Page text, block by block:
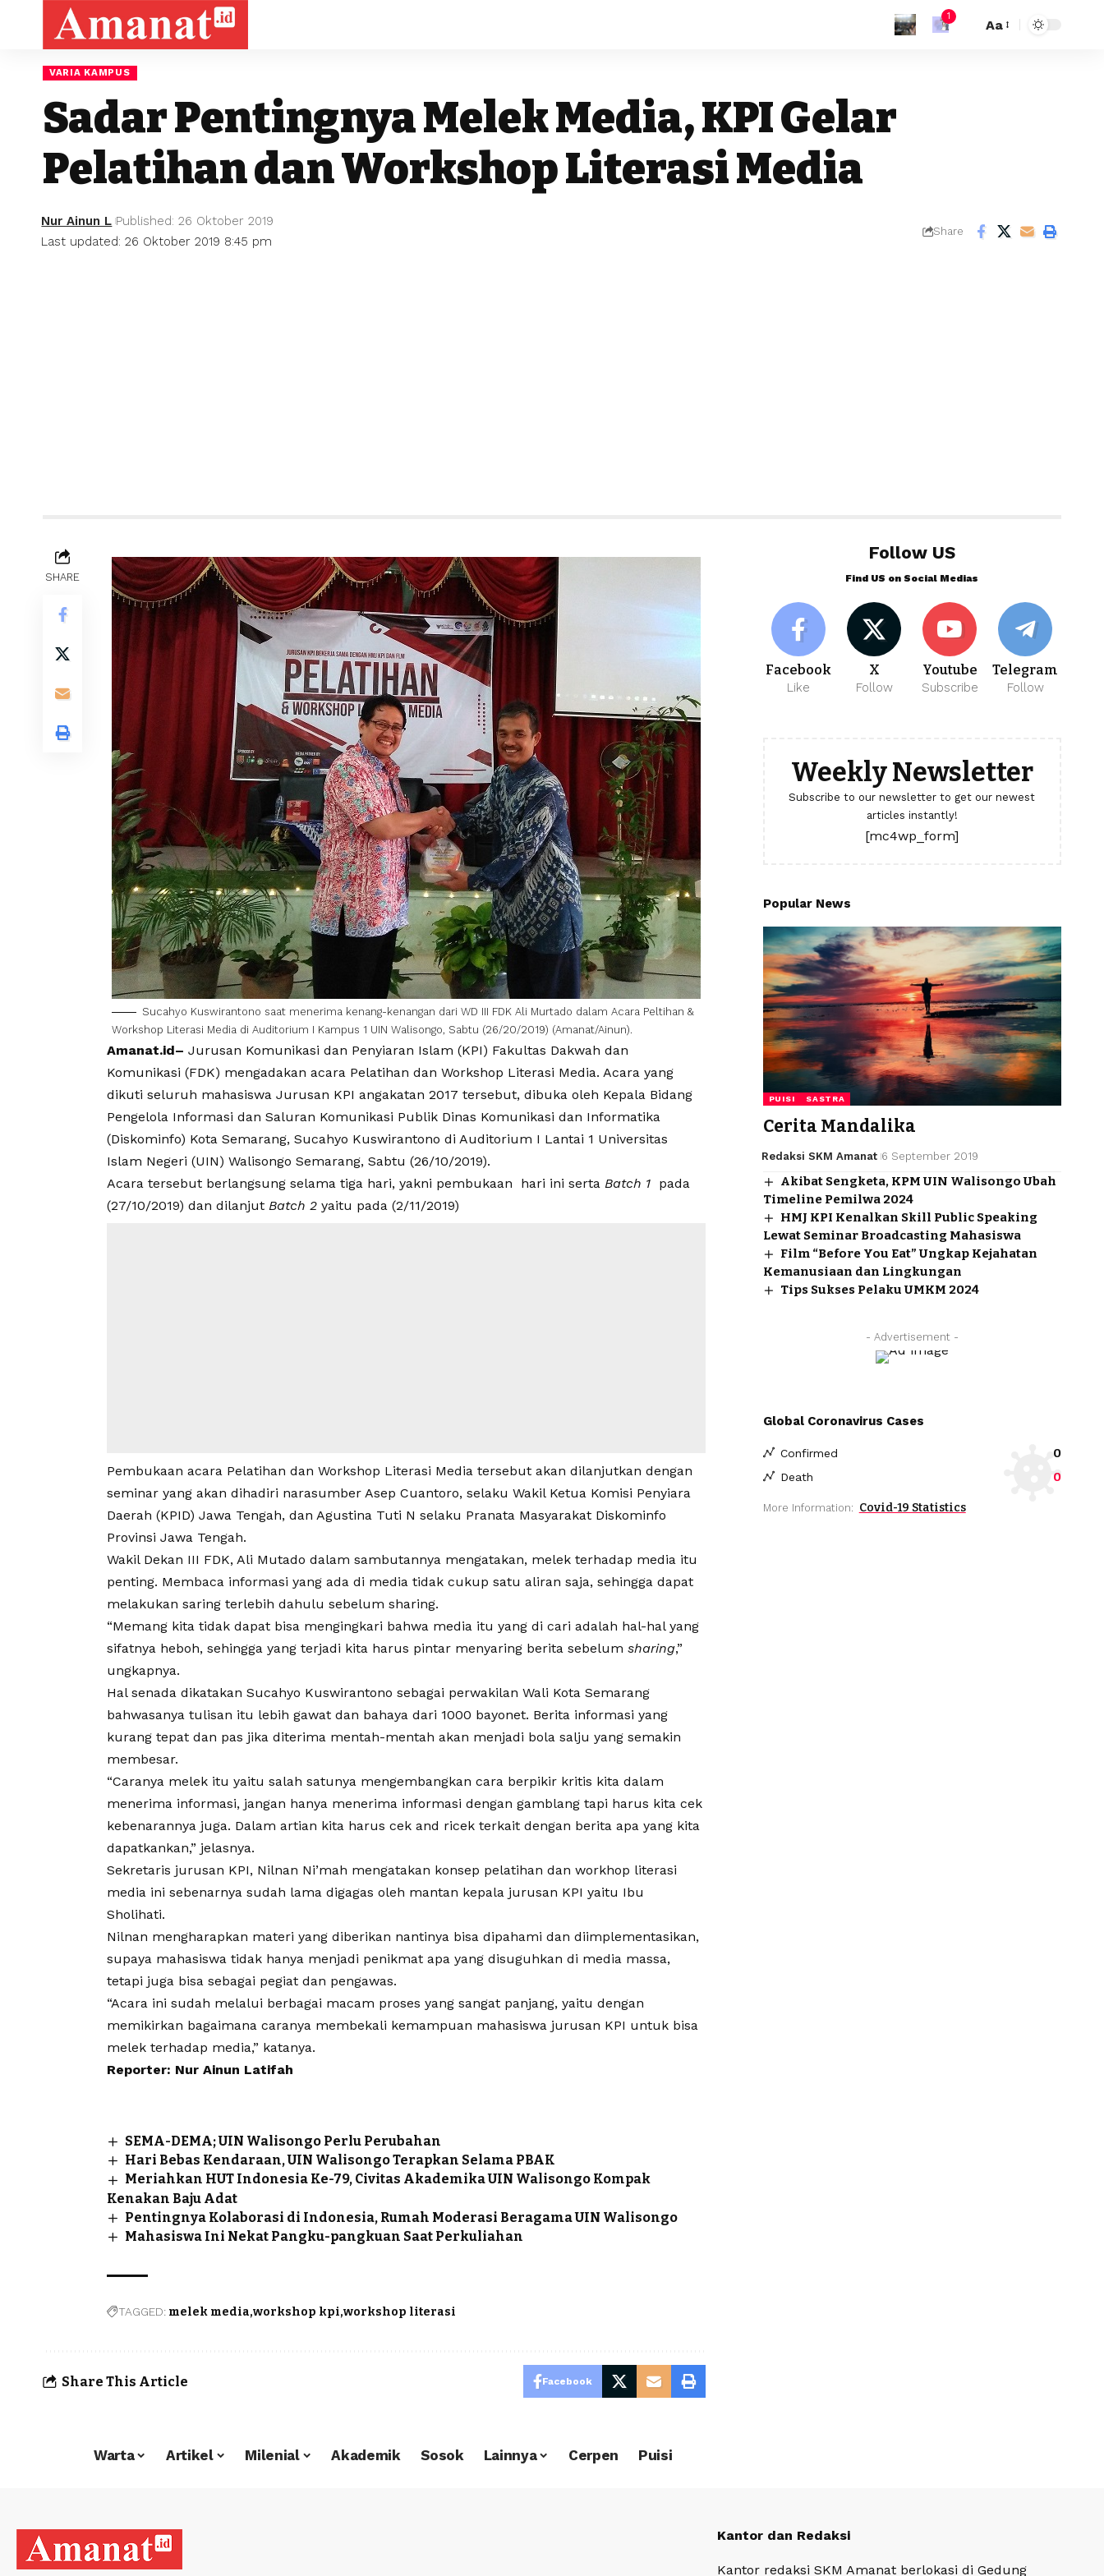
1
Aa
VARIA KAMPUS
Sadar Pentingnya Melek Media, KPI Gelar
Pelatihan dan Workshop Literasi Media
Last updated: 26 Oktober 2019 8:45 pm
Nur Ainun L Published: 26 Oktober 2019
Share
SHARE
Sucahyo Kuswirantono saat menerima kenang-kenangan dari WD III FDK Ali Murtado dalam Acara Peltihan &
Workshop Literasi Media di Auditorium I Kampus 1 UIN Walisongo, Sabtu (26/20/2019) (Amanat/Ainun).
Amanat.id– Jurusan Komunikasi dan Penyiaran Islam (KPI) Fakultas Dakwah dan
Komunikasi (FDK) mengadakan acara Pelatihan dan Workshop Literasi Media. Acara yang
dikuti seluruh mahasiswa Jurusan KPI angakatan 2017 tersebut, dibuka oleh Kepala Bidang
Pengelola Informasi dan Saluran Komunikasi Publik Dinas Komunikasi dan Informatika
(Diskominfo) Kota Semarang, Sucahyo Kuswirantono di Auditorium I Lantai 1 Universitas
Islam Negeri (UIN) Walisongo Semarang, Sabtu (26/10/2019).
Acara tersebut berlangsung selama tiga hari, yakni pembukaan hari ini serta Batch 1 pada
(27/10/2019) dan dilanjut Batch 2 yaitu pada (2/11/2019)
Pembukaan acara Pelatihan dan Workshop Literasi Media tersebut akan dilanjutkan dengan
seminar yang akan dihadiri narasumber Asep Cuantoro, selaku Wakil Ketua Komisi Penyiara
Daerah (KPID) Jawa Tengah, dan Agustina Tuti N selaku Pranata Masyarakat Diskominfo
Provinsi Jawa Tengah.
Wakil Dekan III FDK, Ali Mutado dalam sambutannya mengatakan, melek terhadap media itu
penting. Membaca informasi yang ada di media tidak cukup satu aliran saja, sehingga dapat
melakukan saring terlebih dahulu sebelum sharing.
“Memang kita tidak dapat bisa mengingkari bahwa media itu yang di cari adalah hal-hal yang
sifatnya heboh, sehingga yang terjadi kita harus pintar menyaring berita sebelum sharing,”
ungkapnya.
Hal senada dikatakan Sucahyo Kuswirantono sebagai perwakilan Wali Kota Semarang
bahwasanya tulisan itu lebih gawat dan bahaya dari 1000 bayonet. Berita informasi yang
kurang tepat dan pas jika diterima mentah-mentah akan menjadi bola salju yang semakin
membesar.
“Caranya melek itu yaitu salah satunya mengembangkan cara berpikir kritis kita dalam
menerima informasi, jangan hanya menerima informasi dengan gamblang tapi harus kita cek
kebenarannya juga. Dalam artian kita harus cek and ricek terkait dengan berita apa yang kita
dapatkankan,” jelasnya.
Sekretaris jurusan KPI, Nilnan Ni’mah mengatakan konsep pelatihan dan workhop literasi
media ini sebenarnya sudah lama digagas oleh mantan kepala jurusan KPI yaitu Ibu
Sholihati.
Nilnan mengharapkan materi yang diberikan nantinya bisa dipahami dan diimplementasikan,
supaya mahasiswa tidak hanya menjadi penikmat apa yang disuguhkan di media massa,
tetapi juga bisa sebagai pegiat dan pengawas.
“Acara ini sudah melalui berbagai macam proses yang sangat panjang, yaitu dengan
memikirkan bagaimana caranya membekali kemampuan mahasiswa jurusan KPI untuk bisa
melek terhadap media,” katanya.
Reporter: Nur Ainun Latifah
SEMA-DEMA; UIN Walisongo Perlu Perubahan
Hari Bebas Kendaraan, UIN Walisongo Terapkan Selama PBAK
Meriahkan HUT Indonesia Ke-79, Civitas Akademika UIN Walisongo Kompak
Kenakan Baju Adat
Pentingnya Kolaborasi di Indonesia, Rumah Moderasi Beragama UIN Walisongo
Mahasiswa Ini Nekat Pangku-pangkuan Saat Perkuliahan
TAGGED: melek media workshop kpi workshop literasi
Share This Article Facebook
Follow US
Find US on Social Medias
Facebook
Like
X
Follow
Youtube
Subscribe
Telegram
Follow
Weekly Newsletter
Subscribe to our newsletter to get our newest
articles instantly!
[mc4wp_form]
Popular News
PUISI SASTRA
Cerita Mandalika
Redaksi SKM Amanat 6 September 2019
Akibat Sengketa, KPM UIN Walisongo Ubah
Timeline Pemilwa 2024
HMJ KPI Kenalkan Skill Public Speaking
Lewat Seminar Broadcasting Mahasiswa
Film “Before You Eat” Ungkap Kejahatan
Kemanusiaan dan Lingkungan
Tips Sukses Pelaku UMKM 2024
- Advertisement -
Global Coronavirus Cases
Confirmed 0
Death 0
More Information: Covid-19 Statistics
Warta Artikel Milenial Akademik Sosok Lainnya Cerpen Puisi
Kantor dan Redaksi
Kantor redaksi SKM Amanat berlokasi di Gedung